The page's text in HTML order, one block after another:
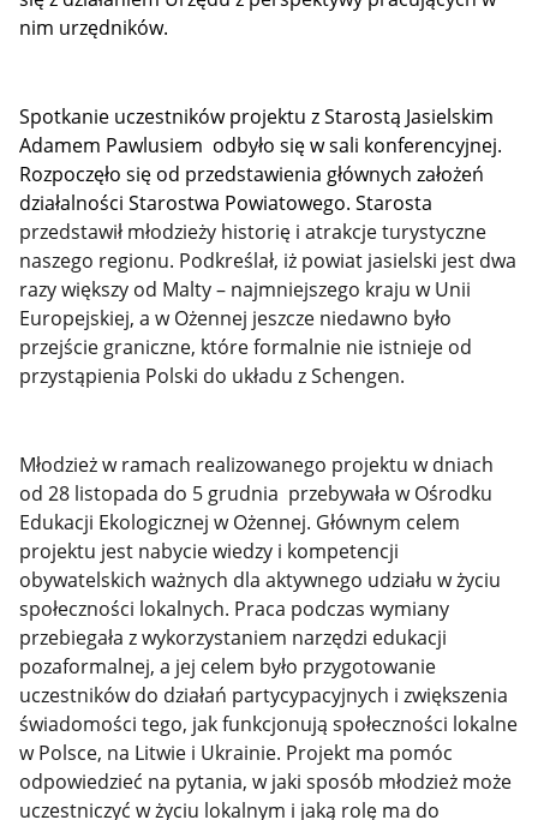
nim urzędników.
Spotkanie uczestników projektu z Starostą Jasielskim
Adamem Pawlusiem odbyło się w sali konferencyjnej.
Rozpoczęło się od przedstawienia głównych założeń
działalności Starostwa Powiatowego. Starosta
przedstawił młodzieży historię i atrakcje turystyczne
naszego regionu. Podkreślał, iż powiat jasielski jest dwa
razy większy od Malty – najmniejszego kraju w Unii
Europejskiej, a w Ożennej jeszcze niedawno było
przejście graniczne, które formalnie nie istnieje od
przystąpienia Polski do układu z Schengen.
Młodzież w ramach realizowanego projektu w dniach
od 28 listopada do 5 grudnia przebywała w Ośrodku
Edukacji Ekologicznej w Ożennej. Głównym celem
projektu jest nabycie wiedzy i kompetencji
obywatelskich ważnych dla aktywnego udziału w życiu
społeczności lokalnych. Praca podczas wymiany
przebiegała z wykorzystaniem narzędzi edukacji
pozaformalnej, a jej celem było przygotowanie
uczestników do działań partycypacyjnych i zwiększenia
świadomości tego, jak funkcjonują społeczności lokalne
w Polsce, na Litwie i Ukrainie. Projekt ma pomóc
odpowiedzieć na pytania, w jaki sposób młodzież może
uczestniczyć w życiu lokalnym i jaką rolę ma do